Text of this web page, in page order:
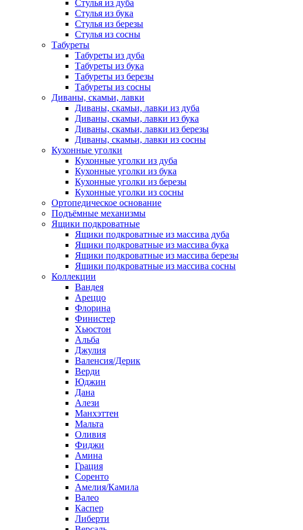
Стулья из дуба
Стулья из бука
Стулья из березы
Стулья из сосны
Табуреты
Табуреты из дуба
Табуреты из бука
Табуреты из березы
Табуреты из сосны
Диваны, скамьи, лавки
Диваны, скамьи, лавки из дуба
Диваны, скамьи, лавки из бука
Диваны, скамьи, лавки из березы
Диваны, скамьи, лавки из сосны
Кухонные уголки
Кухонные уголки из дуба
Кухонные уголки из бука
Кухонные уголки из березы
Кухонные уголки из сосны
Ортопедическое основание
Подъёмные механизмы
Ящики подкроватные
Ящики подкроватные из массива дуба
Ящики подкроватные из массива бука
Ящики подкроватные из массива березы
Ящики подкроватные из массива сосны
Коллекции
Вандея
Ареццо
Флорина
Финистер
Хьюстон
Альба
Джулия
Валенсия/Дерик
Верди
Юджин
Дана
Алези
Манхэттен
Мальта
Оливия
Фиджи
Амина
Грация
Соренто
Амелия/Камила
Валео
Каспер
Либерти